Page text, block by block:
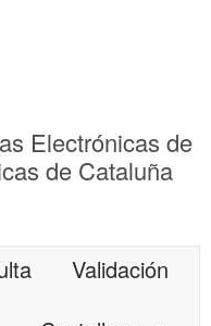
Electrónicas de
de Cataluña
Validación